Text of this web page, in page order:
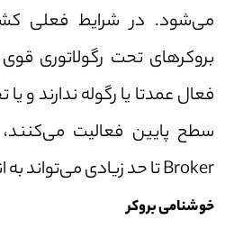
می‌شود. در شرایط فعلی
بروکر‌های تحت رگولاتوری
فعال عمدتا یا رگوله ندارند و
سطح پایین فعالیت
Broker تا حد زیادی می‌تواند به انتخاب مناسب کمک کند.
خوشنامی بروکر